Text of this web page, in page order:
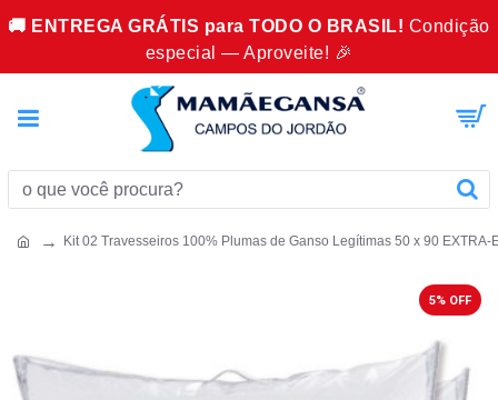
🚚 ENTREGA GRÁTIS para TODO O BRASIL! Condição
especial — Aproveite! 🎉
Kit 02 Travesseiros 100% Plumas de Ganso Legítimas 50 x 90 EXTRA-
5% OFF